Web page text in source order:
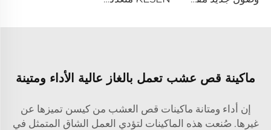
ماكينة قص عشب تعمل بالغاز عالية الأداء ومتينة
إن أداء ومتانة ماكينات قص العشب من كيسن تميزها عن
غيرها. صُنعت هذه الماكينات لتؤدي العمل الشاق المتمثل في